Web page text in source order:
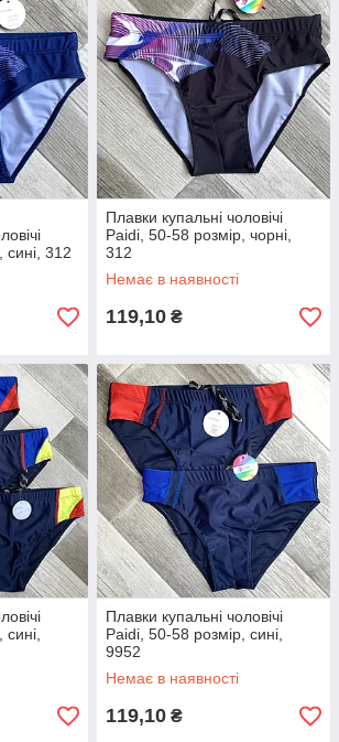
сині, 312
Плавки купальні чоловічі
Paidi, 50-58 розмір, чорні,
312
Немає в наявності
119,10 ₴
Плавки купальні чоловічі
Paidi, 50-58 розмір, сині,
9952
Немає в наявності
119,10 ₴